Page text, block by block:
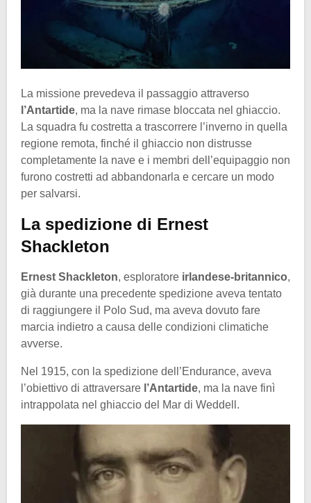
La missione prevedeva il passaggio attraverso
l’Antartide, ma la nave rimase bloccata nel ghiaccio.
La squadra fu costretta a trascorrere l’inverno in quella
regione remota, finché il ghiaccio non distrusse
completamente la nave e i membri dell’equipaggio non
furono costretti ad abbandonarla e cercare un modo
per salvarsi.
La spedizione di Ernest
Shackleton
Ernest Shackleton, esploratore irlandese-britannico,
già durante una precedente spedizione aveva tentato
di raggiungere il Polo Sud, ma aveva dovuto fare
marcia indietro a causa delle condizioni climatiche
avverse.
Nel 1915, con la spedizione dell’Endurance, aveva
l’obiettivo di attraversare l’Antartide, ma la nave finì
intrappolata nel ghiaccio del Mar di Weddell.